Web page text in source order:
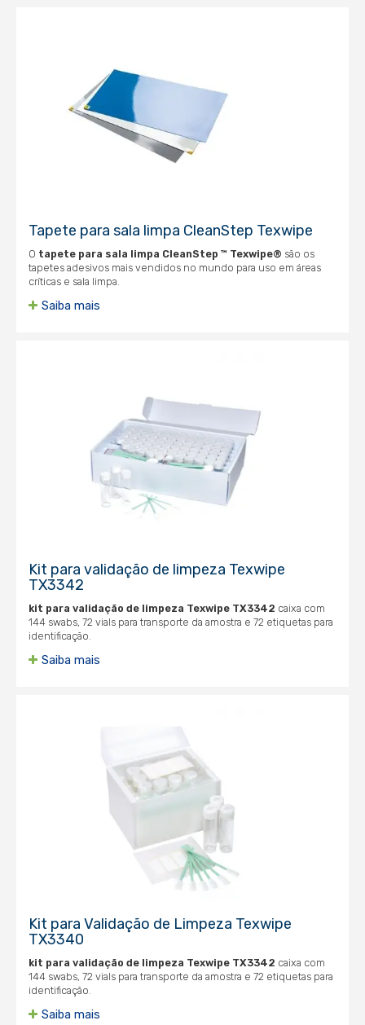
Tapete para sala limpa CleanStep Texwipe
O tapete para sala limpa CleanStep ™ Texwipe® são os
tapetes adesivos mais vendidos no mundo para uso em áreas
críticas e sala limpa.
Saiba mais
Kit para validação de limpeza Texwipe
TX3342
kit para validação de limpeza Texwipe TX3342 caixa com
144 swabs, 72 vials para transporte da amostra e 72 etiquetas para
identificação.
Saiba mais
Kit para Validação de Limpeza Texwipe
TX3340
kit para validação de limpeza Texwipe TX3342 caixa com
144 swabs, 72 vials para transporte da amostra e 72 etiquetas para
identificação.
Saiba mais